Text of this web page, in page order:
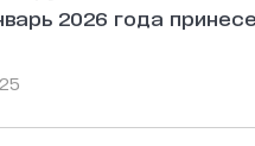
2026 года